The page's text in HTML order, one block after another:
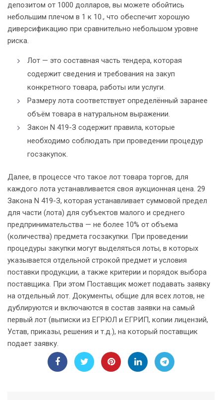
депозитом от 1000 долларов, вы можете обойтись
небольшим плечом в 1 к 10., что обеспечит хорошую
диверсификацию при сравнительно небольшом уровне
риска.
Лот — это составная часть тендера, которая
содержит сведения и требования на закуп
конкретного товара, работы или услуги.
Размеру лота соответствует определённый заранее
объём товара в натуральном выражении.
Закон N 419-З содержит правила, которые
необходимо соблюдать при проведении процедур
госзакупок.
Далее, в процессе что такое лот товара торгов, для
каждого лота устанавливается своя аукционная цена. 29
Закона N 419-З, которая устанавливает суммовой предел
для части (лота) для субъектов малого и среднего
предпринимательства — не более 10% от объема
(количества) предмета госзакупки. При проведении
процедуры закупки могут выделяться лоты, в которых
указывается отдельной строкой предмет и условия
поставки продукции, а также критерии и порядок выбора
поставщика. При этом Поставщик может подавать заявку
на отдельный лот. Документы, общие для всех лотов, не
дублируются и включаются в состав заявки на самый
первый лот (выписки из ЕГРЮЛ и ЕГРИП, копии лицензий,
Устав, приказы, решения и т.д.), на который поставщик
подает заявку.